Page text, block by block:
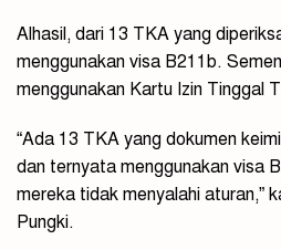
Alhasil, dari 13 TKA yang
menggunakan visa B211b.
menggunakan Kartu Izin Tinggal
“Ada 13 TKA yang dokumen
dan ternyata menggunakan visa
mereka tidak menyalahi aturan,”
Pungki.